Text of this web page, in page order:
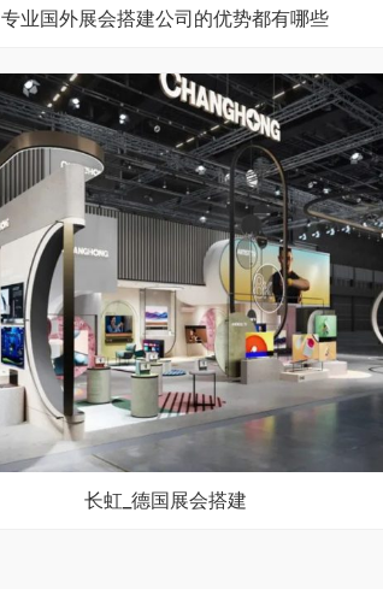
专业国外展会搭建公司的优势都有哪些
长虹_德国展会搭建